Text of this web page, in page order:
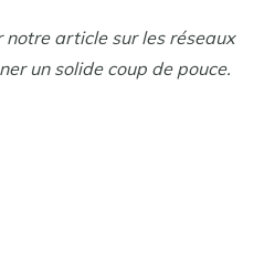
notre article sur les réseaux
un solide coup de pouce.